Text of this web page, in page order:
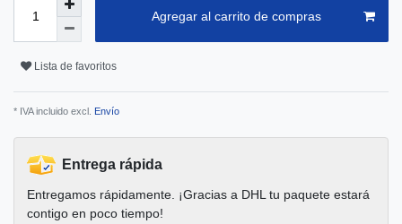
Agregar al carrito de compras
Lista de favoritos
* IVA incluido excl. Envío
Entrega rápida
Entregamos rápidamente. ¡Gracias a DHL tu paquete estará
contigo en poco tiempo!